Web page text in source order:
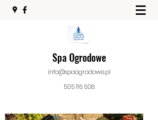
Spa Ogrodowe
info@spaogrodowe.pl
505 116 608